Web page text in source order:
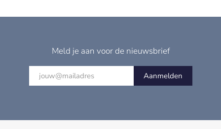
Meld je aan voor de nieuwsbrief
Aanmelden